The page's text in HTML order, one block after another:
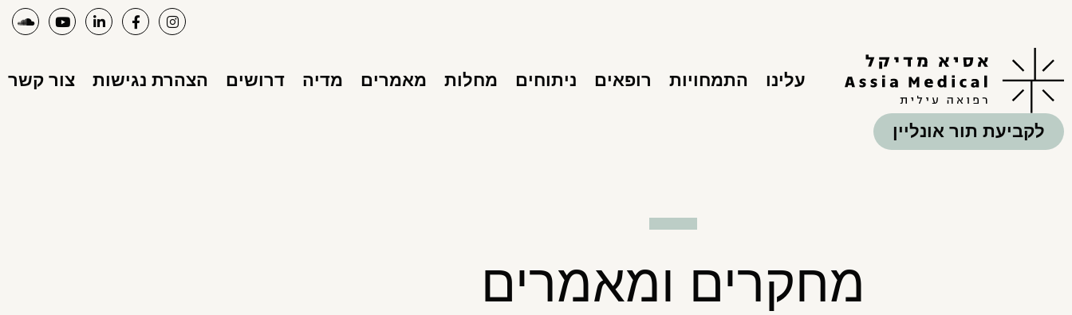
עלינו התמחויות רופאים ניתוחים מחלות מאמרים מדיה דרושים הצהרת נגישות צור קשר
לקביעת תור אונליין
מחקרים ומאמרים